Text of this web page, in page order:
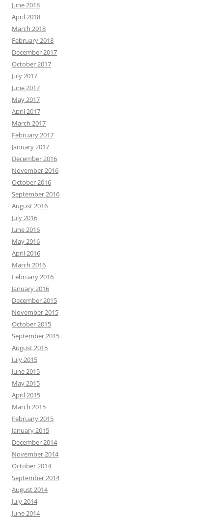
June 2018
April 2018
March 2018
February 2018
December 2017
October 2017
July 2017
June 2017
May 2017
April 2017
March 2017
February 2017
January 2017
December 2016
November 2016
October 2016
September 2016
August 2016
July 2016
June 2016
May 2016
April 2016
March 2016
February 2016
January 2016
December 2015
November 2015
October 2015
September 2015
August 2015
July 2015
June 2015
May 2015
April 2015
March 2015
February 2015
January 2015
December 2014
November 2014
October 2014
September 2014
August 2014
July 2014
June 2014